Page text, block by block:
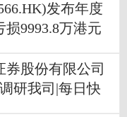
发布年度
9993.8万港元
股份有限公司
研我司|每日快